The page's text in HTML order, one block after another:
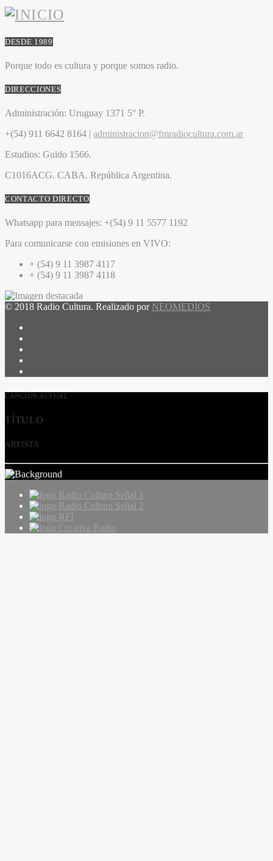
DESDE 1989
Porque todo es cultura y porque somos radio.
DIRECCIONES
Administración: Uruguay 1371 5° P.
+(54) 911 6642 8164 | administracion@fmradiocultura.com.ar
Estudios: Guido 1566.
C1016ACG. CABA. República Argentina.
CONTACTO DIRECTO
Whatsapp para mensajes: +(54) 9 11 5577 1192
Para comunicarse con emisiones en VIVO:
+ (54) 9 11 3987 4117
+ (54) 9 11 3987 4118
© 2018 Radio Cultura. Realizado por NEOMEDIOS
CANCIÓN ACTUAL
TÍTULO
ARTISTA
Radio Cultura Señal 1
Radio Cultura Señal 2
RFI
Creativa Radio